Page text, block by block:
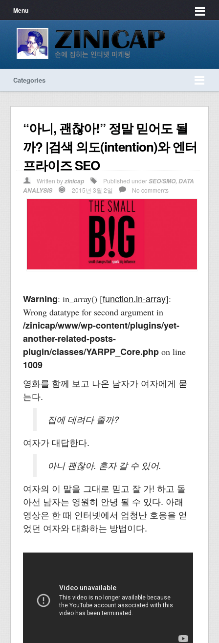
Menu
Categories
“아니, 괜찮아!” 정말 믿어도 될
까? |검색 의도(intention)와 엔터
프라이즈 SEO
Written byzinicap Published underSEO/SMO,DATA
ANALYSIS
2015년 3월 2일 No comments
Warning: in_array() [function.in-array]:
Wrong datatype for second argument in
/zinicap/www/wp-content/plugins/yet-
another-related-posts-
plugin/classes/YARPP_Core.php on line
1009
영화를 함께 보고 나온 남자가 여자에게 묻
는다.
집에 데려다 줄까?
여자가 대답한다.
아니 괜찮아. 혼자 갈 수 있어.
여자의 이 말을 그대로 믿고 잘 가! 하고 돌
아선 남자는 영원히 안녕 될 수 있다. 아래
영상은 한 때 인터넷에서 엄청난 호응을 얻
었던 여자와 대화하는 방법이다.